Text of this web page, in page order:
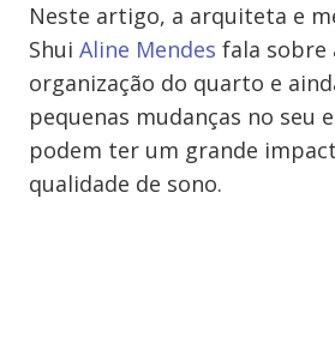
Neste artigo, a arquiteta e
Shui Aline Mendes fala sobre
organização do quarto e
pequenas mudanças no seu
podem ter um grande
qualidade de sono.